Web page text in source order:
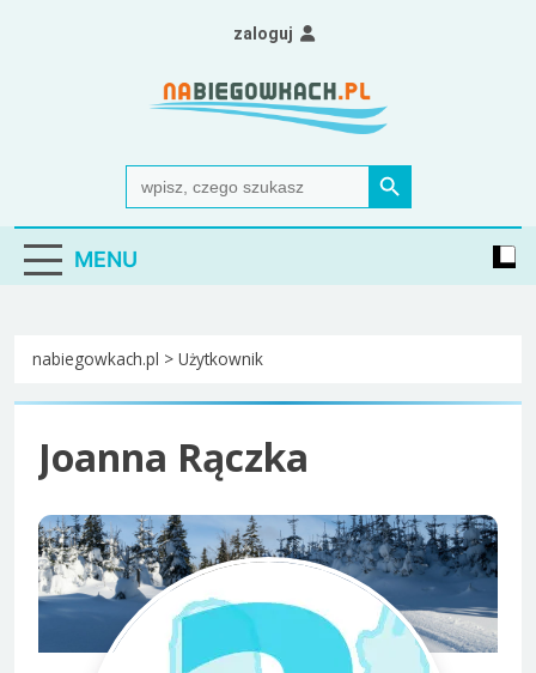
Nabiegowkach.pl
portal miłośników narciarstwa biegowego
Search
for:
Search Button
zaloguj
MENU
nabiegowkach.pl > Użytkownik
Joanna Rączka